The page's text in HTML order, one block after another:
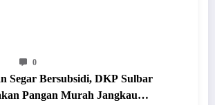
0
Segar Bersubsidi, DKP Sulbar
Pangan Murah Jangkau